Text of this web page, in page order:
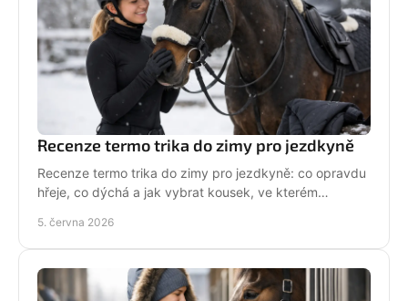
Recenze termo trika do zimy pro jezdkyně
Recenze termo trika do zimy pro jezdkyně: co opravdu
hřeje, co dýchá a jak vybrat kousek, ve kterém
5. června 2026